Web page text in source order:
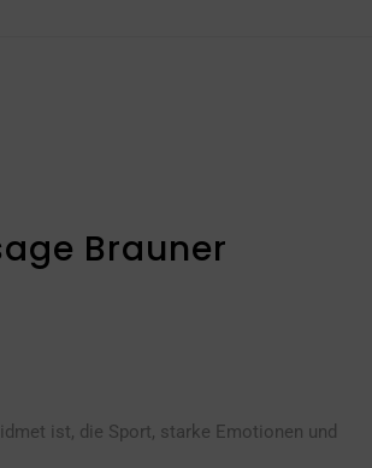
Brauner
ist, die Sport, starke Emotionen und